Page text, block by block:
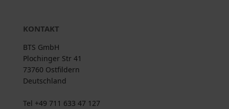
KONTAKT
BTS GmbH
Plochinger Str 41
73760 Ostfildern
Deutschland
Tel +49 711 633 47 127